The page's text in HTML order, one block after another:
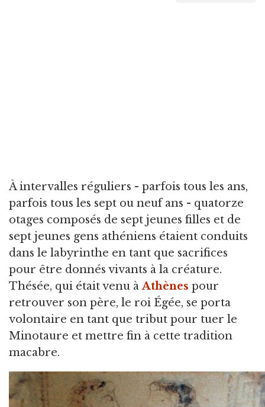
À intervalles réguliers - parfois tous les ans,
parfois tous les sept ou neuf ans - quatorze
otages composés de sept jeunes filles et de
sept jeunes gens athéniens étaient conduits
dans le labyrinthe en tant que sacrifices
pour être donnés vivants à la créature.
Thésée, qui était venu àAthènes pour
retrouver son père, le roi Égée, se porta
volontaire en tant que tribut pour tuer le
Minotaure et mettre fin à cette tradition
macabre.